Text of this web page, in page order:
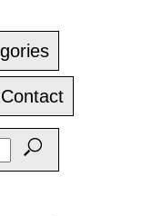
Contact